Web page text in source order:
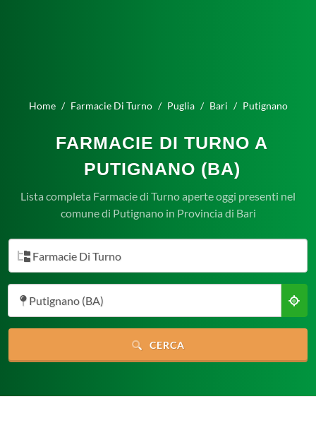
Home Farmacie Di Turno Puglia Bari Putignano
FARMACIE DI TURNO A
PUTIGNANO (BA)
Lista completa Farmacie di Turno aperte oggi presenti nel
comune di Putignano in Provincia di Bari
Farmacie Di Turno
Putignano (BA)
CERCA